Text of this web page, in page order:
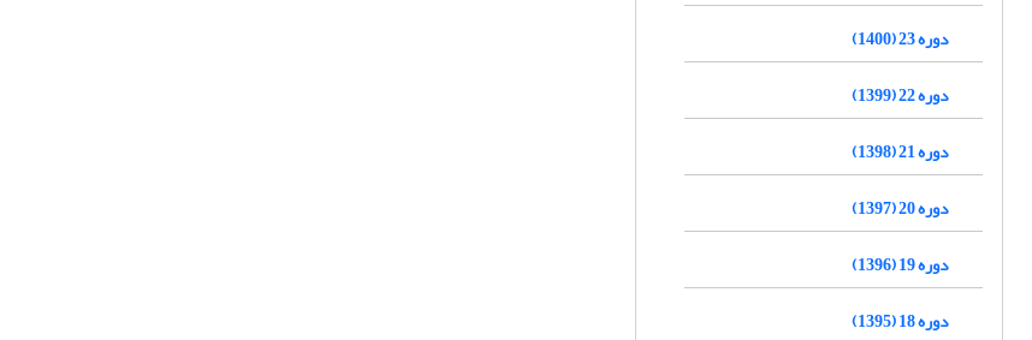
دوره 23 (1400)
دوره 22 (1399)
دوره 21 (1398)
دوره 20 (1397)
دوره 19 (1396)
دوره 18 (1395)